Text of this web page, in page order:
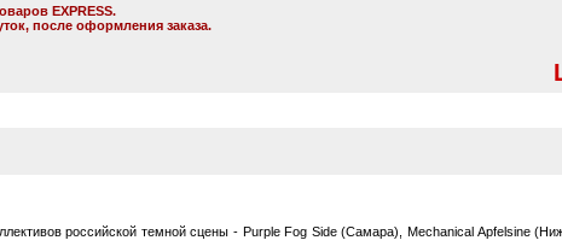
EXPRESS.
после оформления заказа.
российской темной сцены - Purple Fog Side (Самара), Mechanical Apfelsine